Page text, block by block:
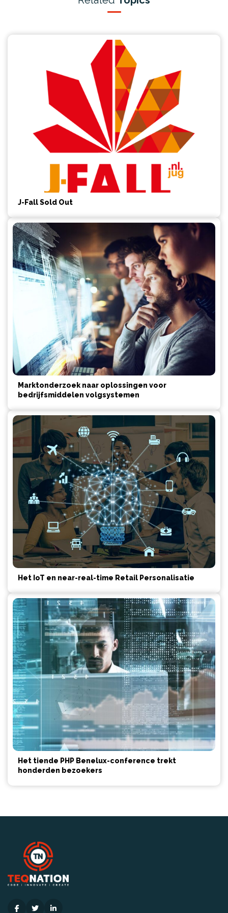
J-Fall Sold Out
Marktonderzoek naar oplossingen voor
bedrijfsmiddelen volgsystemen
Het IoT en near-real-time Retail Personalisatie
Het tiende PHP Benelux-conference trekt
honderden bezoekers